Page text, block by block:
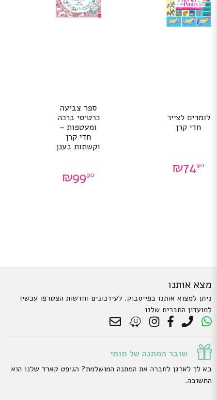
לומדים לצייר
חדי קרן
₪7490
ספר צביעה
כרטיסי ברכה
ומעטפות –
חדי קרן
וקשתות בענן
₪9990
מצא אותנו
ניתן למצוא אותנו בפייסבוק. לעידכונים וחדשות הצטרפו עכשיו
למועדון החברים שלנו
שובר המתנה של תותי
בא לך לארגן לחברה את המתנה המושלמת? הגיפט קארד שלנו הוא
התשובה.